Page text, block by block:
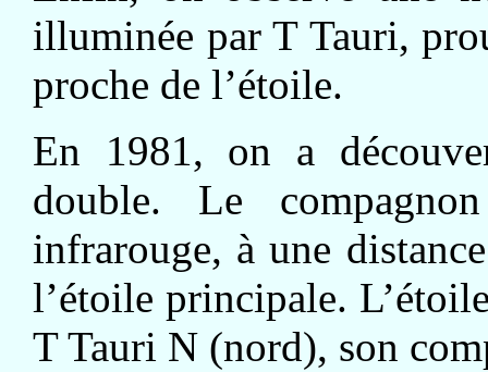
illuminée par T Tauri,
proche de l’étoile.
En 1981, on a
double. Le
infrarouge, à une
l’étoile principale.
T Tauri N (nord), son